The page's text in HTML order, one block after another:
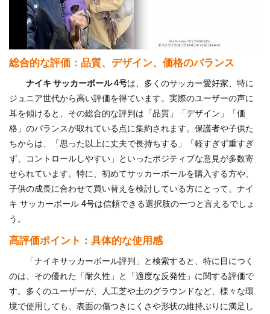
総合的な評価：品質、デザイン、価格のバランス
ナイキ サッカーボール 4号は、多くのサッカー愛好家、特に
ジュニア世代から高い評価を得ています。実際のユーザーの声に
耳を傾けると、その総合的な評判は「品質」「デザイン」「価
格」のバランスが取れている点に集約されます。保護者や子供た
ちからは、「思った以上に丈夫で長持ちする」「軽すぎず重すぎ
ず、コントロールしやすい」といったポジティブな意見が多数寄
せられています。特に、初めてサッカーボールを購入する方や、
子供の成長に合わせて買い替えを検討している方にとって、ナイ
キ サッカーボール 4号は信頼できる選択肢の一つと言えるでしょ
う。
高評価ポイント：具体的な使用感
「ナイキサッカーボール評判」と検索すると、特に目につく
のは、その優れた「耐久性」と「適度な反発性」に関する評価で
す。多くのユーザーが、人工芝や土のグラウンドなど、様々な環
境で使用しても、表面の傷つきにくさや形状の維持ぶりに満足し